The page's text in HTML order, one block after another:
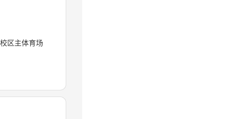
区主体育场